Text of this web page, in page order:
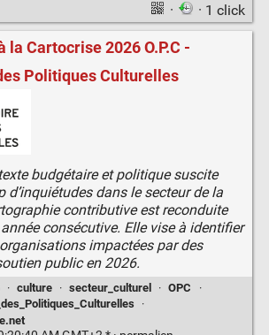
· · 1 click
la Cartocrise 2026 O.P.C -
Politiques Culturelles
budgétaire et politique suscite
d’inquiétudes dans le secteur de la
contributive est reconduite
consécutive. Elle vise à identifier
impactées par des
public en 2026.
· culture · secteur_culturel · OPC
·
·